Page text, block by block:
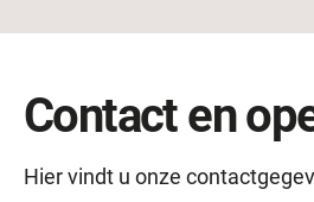
Contact en
Hier vindt u onze